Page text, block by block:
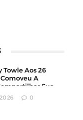
Towle Aos 26
A
Sua
Câncer
0